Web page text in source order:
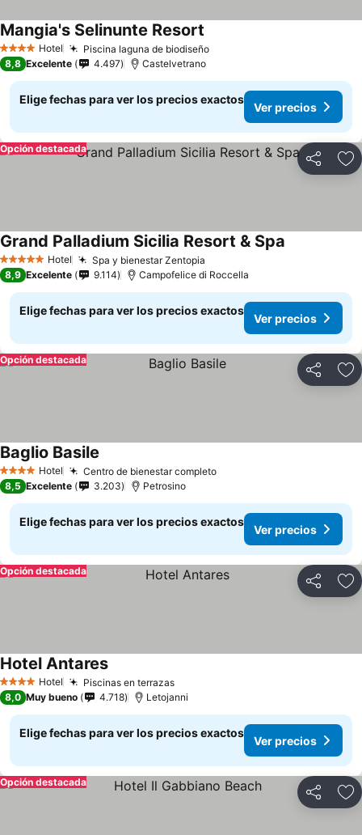
4 EstrellasHotel Piscina laguna de biodiseñoVer precios
Mangia's Selinunte Resort
8,8 Excelente 4.497 Castelvetrano
Elige fechas para ver los precios exactos
Ver precios
Compartir
Opción destacada
5 Estrellas Hotel Spa y bienestar Zentopia
Grand Palladium Sicilia Resort & Spa
8,9 Excelente 9.114 Campofelice di Roccella
Elige fechas para ver los precios exactos
Ver precios
Compartir
Opción destacada
4 EstrellasHotel Centro de bienestar completoVer precios
Baglio Basile
8,5 Excelente 3.203 Petrosino
Elige fechas para ver los precios exactos
Ver precios
Compartir
Opción destacada
4 EstrellasHotel Piscinas en terrazasVer precios
Hotel AntaresVer precios
8,0 Muy bueno 4.718 Letojanni
Elige fechas para ver los precios exactos
Ver precios
Compartir
Opción destacada